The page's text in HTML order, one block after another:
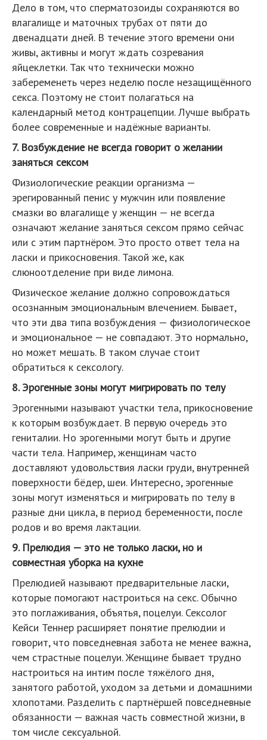
Дело в том, что сперматозоиды сохраняются во
влагалище и маточных трубах от пяти до
двенадцати дней. В течение этого времени они
живы, активны и могут ждать созревания
яйцеклетки. Так что технически можно
забеременеть через неделю после незащищённого
секса. Поэтому не стоит полагаться на
календарный метод контрацепции. Лучше выбрать
более современные и надёжные варианты.
7. Возбуждение не всегда говорит о желании
заняться сексом
Физиологические реакции организма —
эрегированный пенис у мужчин или появление
смазки во влагалище у женщин — не всегда
означают желание заняться сексом прямо сейчас
или с этим партнёром. Это просто ответ тела на
ласки и прикосновения. Такой же, как
слюноотделение при виде лимона.
Физическое желание должно сопровождаться
осознанным эмоциональным влечением. Бывает,
что эти два типа возбуждения — физиологическое
и эмоциональное — не совпадают. Это нормально,
но может мешать. В таком случае стоит
обратиться к сексологу.
8. Эрогенные зоны могут мигрировать по телу
Эрогенными называют участки тела, прикосновение
к которым возбуждает. В первую очередь это
гениталии. Но эрогенными могут быть и другие
части тела. Например, женщинам часто
доставляют удовольствия ласки груди, внутренней
поверхности бёдер, шеи. Интересно, эрогенные
зоны могут изменяться и мигрировать по телу в
разные дни цикла, в период беременности, после
родов и во время лактации.
9. Прелюдия — это не только ласки, но и
совместная уборка на кухне
Прелюдией называют предварительные ласки,
которые помогают настроиться на секс. Обычно
это поглаживания, объятья, поцелуи. Сексолог
Кейси Теннер расширяет понятие прелюдии и
говорит, что повседневная забота не менее важна,
чем страстные поцелуи. Женщине бывает трудно
настроиться на интим после тяжёлого дня,
занятого работой, уходом за детьми и домашними
хлопотами. Разделить с партнёршей повседневные
обязанности — важная часть совместной жизни, в
том числе сексуальной.